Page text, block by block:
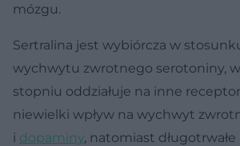
mózgu.
Sertralina jest wybiórcza w
wychwytu zwrotnego serotoniny,
stopniu oddziałuje na inne
niewielki wpływ na wychwyt
i dopaminy, natomiast